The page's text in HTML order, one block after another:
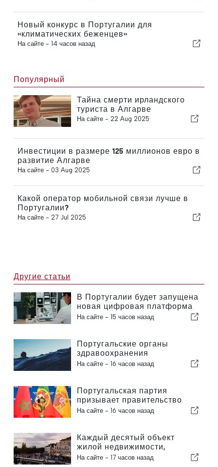
Новый конкурс в Португалии для
«климатических беженцев»
На сайте - 14 часов назад
Популярный
Тайна смерти ирландского
туриста в Алгарве
На сайте - 22 Aug 2025
Инвестиции в размере 125 миллионов евро в
развитие Алгарве
На сайте - 03 Aug 2025
Какой оператор мобильной связи лучше в
Португалии?
На сайте - 27 Jul 2025
Другие статьи
В Португалии будет запущена
новая цифровая платформа
в сфере здравоохранения
На сайте - 15 часов назад
Португальские органы
здравоохранения
предупреждают об опасности
На сайте - 16 часов назад
Португальская партия
призывает правительство
пересмотреть решение о
2030 года в связи с кризисом
вокруг Сеуты
На сайте - 16 часов назад
Каждый десятый объект
жилой недвижимости,
выставленный на продажу в
На сайте - 17 часов назад